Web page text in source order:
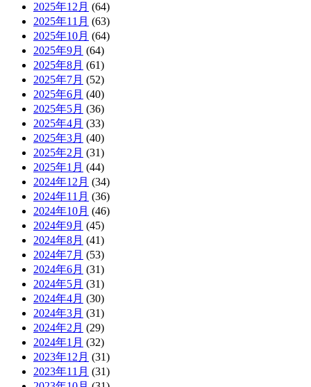
2025年12月 (64)
2025年11月 (63)
2025年10月 (64)
2025年9月 (64)
2025年8月 (61)
2025年7月 (52)
2025年6月 (40)
2025年5月 (36)
2025年4月 (33)
2025年3月 (40)
2025年2月 (31)
2025年1月 (44)
2024年12月 (34)
2024年11月 (36)
2024年10月 (46)
2024年9月 (45)
2024年8月 (41)
2024年7月 (53)
2024年6月 (31)
2024年5月 (31)
2024年4月 (30)
2024年3月 (31)
2024年2月 (29)
2024年1月 (32)
2023年12月 (31)
2023年11月 (31)